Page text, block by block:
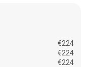
€224
€224
€224